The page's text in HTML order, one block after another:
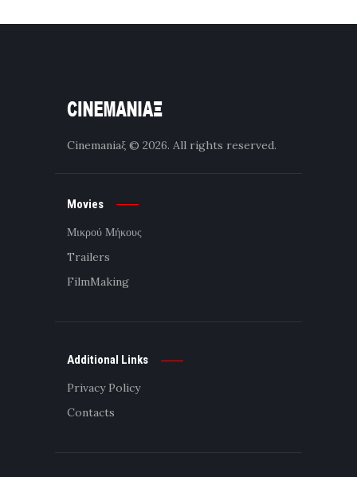
Cinemaniaξ © 2026. All rights reserved.
Movies
Μικρού Μήκους
Trailers
FilmMaking
Additional Links
Privacy Policy
Contacts